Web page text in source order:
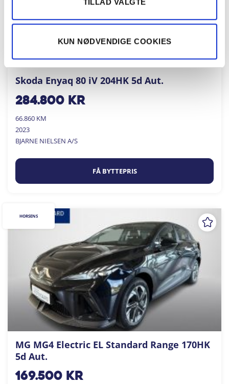
KUN NØDVENDIGE COOKIES
Skoda Enyaq 80 iV 204HK 5d Aut.
284.800kr
66.860 KM
2023
BJARNE NIELSEN A/S
FÅ BYTTEPRIS
MG MG4 Electric EL Standard Range 170HK
5d Aut.
169.500kr
HORSENS